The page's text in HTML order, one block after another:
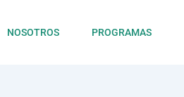
NOSOTROS PROGRAMAS